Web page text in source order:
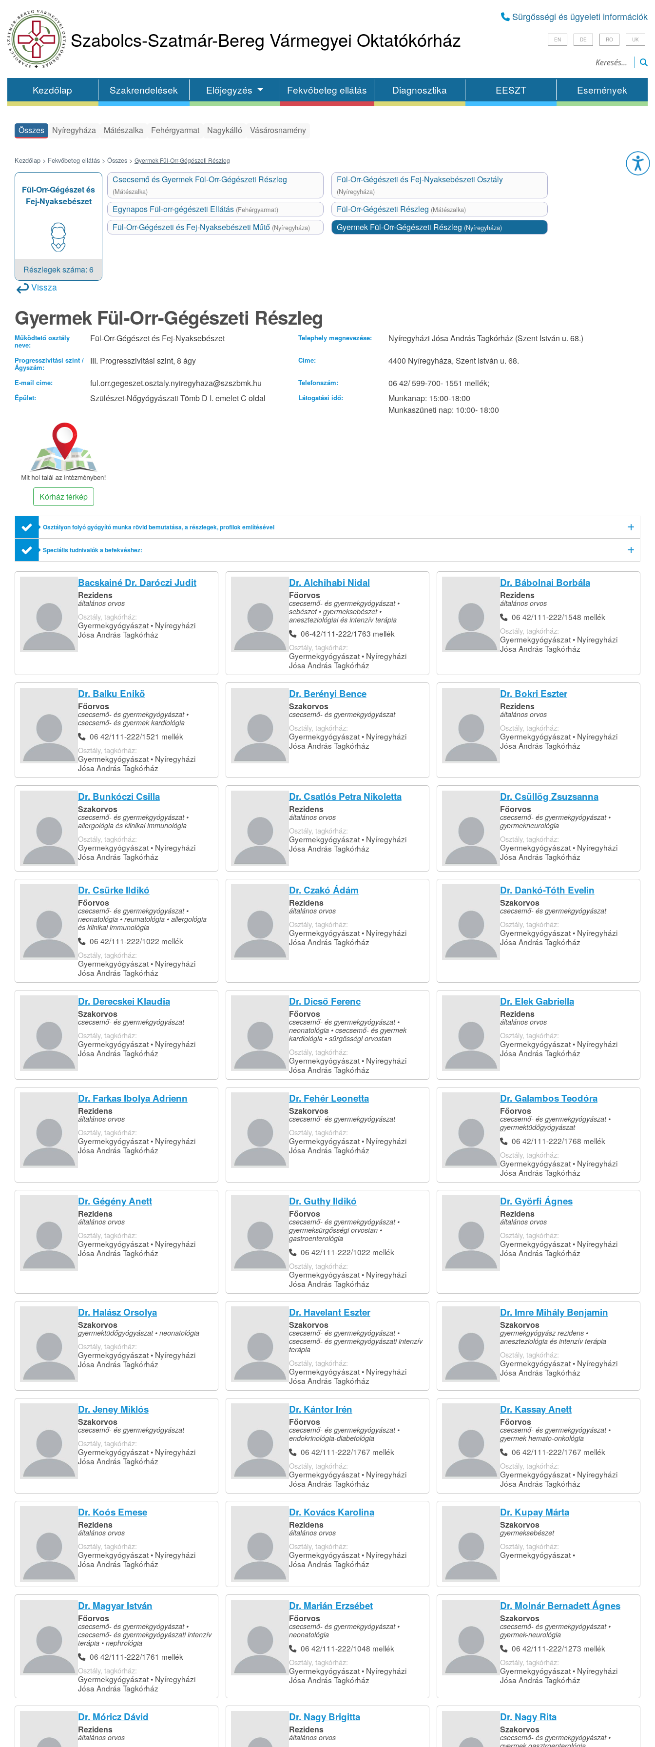
Szabolcs-Szatmár-Bereg Vármegyei Oktatókórház
Sürgősségi és ügyeleti információk
EN DE RO UK
Kezdőlap Szakrendelések Előjegyzés Fekvőbeteg ellátás Diagnosztika EESZT Események
Összes Nyíregyháza Mátészalka Fehérgyarmat Nagykálló Vásárosnamény
Kezdőlap > Fekvőbeteg ellátás > Összes > Gyermek Fül-Orr-Gégészeti Részleg
Fül-Orr-Gégészet és
Fej-Nyaksebészet
Részlegek száma: 6
Csecsemő és Gyermek Fül-Orr-Gégészeti Részleg
(Mátészalka)
Egynapos Fül-orr-gégészeti Ellátás (Fehérgyarmat)
Fül-Orr-Gégészeti és Fej-Nyaksebészeti Műtő (Nyíregyháza)
Fül-Orr-Gégészeti és Fej-Nyaksebészeti Osztály
(Nyíregyháza)
Fül-Orr-Gégészeti Részleg (Mátészalka)
Gyermek Fül-Orr-Gégészeti Részleg (Nyíregyháza)
Vissza
Gyermek Fül-Orr-Gégészeti Részleg
Működtető osztály
neve:
Fül-Orr-Gégészet és Fej-Nyaksebészet Telephely megnevezése: Nyíregyházi Jósa András Tagkórház (Szent István u. 68.)
Progresszivitási szint /
Ágyszám:
III. Progresszivitási szint, 8 ágy Címe: 4400 Nyíregyháza, Szent István u. 68.
E-mail címe: ful.orr.gegeszet.osztaly.nyiregyhaza@szszbmk.hu Telefonszám: 06 42/ 599-700- 1551 mellék;
Épület: Szülészet-Nőgyógyászati Tömb D I. emelet C oldal Látogatási idő:
Munkanap: 15:00-18:00
Munkaszüneti nap: 10:00- 18:00
Kórház térkép
Osztályon folyó gyógyító munka rövid bemutatása, a részlegek, profilok említésével
Speciális tudnivalók a befekvéshez:
Bacskainé Dr. Daróczi Judit
Rezidens
általános orvos
Osztály, tagkórház:
Gyermekgyógyászat • Nyíregyházi
Jósa András Tagkórház
Dr. Alchihabi Nidal
Főorvos
csecsemő- és gyermekgyógyászat •
sebészet • gyermeksebészet •
aneszteziológiai és intenzív terápia
06-42/111-222/1763 mellék
Osztály, tagkórház:
Gyermekgyógyászat • Nyíregyházi
Jósa András Tagkórház
Dr. Bábolnai Borbála
Rezidens
általános orvos
06 42/111-222/1548 mellék
Osztály, tagkórház:
Gyermekgyógyászat • Nyíregyházi
Jósa András Tagkórház
Dr. Balku Enikö
Főorvos
csecsemő- és gyermekgyógyászat •
csecsemő- és gyermek kardiológia
06 42/111-222/1521 mellék
Osztály, tagkórház:
Gyermekgyógyászat • Nyíregyházi
Jósa András Tagkórház
Dr. Berényi Bence
Szakorvos
csecsemő- és gyermekgyógyászat
Osztály, tagkórház:
Gyermekgyógyászat • Nyíregyházi
Jósa András Tagkórház
Dr. Bokri Eszter
Rezidens
általános orvos
Osztály, tagkórház:
Gyermekgyógyászat • Nyíregyházi
Jósa András Tagkórház
Dr. Bunkóczi Csilla
Szakorvos
csecsemő- és gyermekgyógyászat •
allergológia és klinikai immunológia
Osztály, tagkórház:
Gyermekgyógyászat • Nyíregyházi
Jósa András Tagkórház
Dr. Csatlós Petra Nikoletta
Rezidens
általános orvos
Osztály, tagkórház:
Gyermekgyógyászat • Nyíregyházi
Jósa András Tagkórház
Dr. Csüllög Zsuzsanna
Főorvos
csecsemő- és gyermekgyógyászat •
gyermekneurológia
Osztály, tagkórház:
Gyermekgyógyászat • Nyíregyházi
Jósa András Tagkórház
Dr. Csürke Ildikó
Főorvos
csecsemő- és gyermekgyógyászat •
neonatológia • reumatológia • allergológia
és klinikai immunológia
06 42/111-222/1022 mellék
Osztály, tagkórház:
Gyermekgyógyászat • Nyíregyházi
Jósa András Tagkórház
Dr. Czakó Ádám
Rezidens
általános orvos
Osztály, tagkórház:
Gyermekgyógyászat • Nyíregyházi
Jósa András Tagkórház
Dr. Dankó-Tóth Evelin
Szakorvos
csecsemő- és gyermekgyógyászat
Osztály, tagkórház:
Gyermekgyógyászat • Nyíregyházi
Jósa András Tagkórház
Dr. Derecskei Klaudia
Szakorvos
csecsemő- és gyermekgyógyászat
Osztály, tagkórház:
Gyermekgyógyászat • Nyíregyházi
Jósa András Tagkórház
Dr. Dicső Ferenc
Főorvos
csecsemő- és gyermekgyógyászat •
neonatológia • csecsemő- és gyermek
kardiológia • sürgősségi orvostan
Osztály, tagkórház:
Gyermekgyógyászat • Nyíregyházi
Jósa András Tagkórház
Dr. Elek Gabriella
Rezidens
általános orvos
Osztály, tagkórház:
Gyermekgyógyászat • Nyíregyházi
Jósa András Tagkórház
Dr. Farkas Ibolya Adrienn
Rezidens
általános orvos
Osztály, tagkórház:
Gyermekgyógyászat • Nyíregyházi
Jósa András Tagkórház
Dr. Fehér Leonetta
Szakorvos
csecsemő- és gyermekgyógyászat
Osztály, tagkórház:
Gyermekgyógyászat • Nyíregyházi
Jósa András Tagkórház
Dr. Galambos Teodóra
Főorvos
csecsemő- és gyermekgyógyászat •
gyermektüdőgyógyászat
06 42/111-222/1768 mellék
Osztály, tagkórház:
Gyermekgyógyászat • Nyíregyházi
Jósa András Tagkórház
Dr. Gégény Anett
Rezidens
általános orvos
Osztály, tagkórház:
Gyermekgyógyászat • Nyíregyházi
Jósa András Tagkórház
Dr. Guthy Ildikó
Főorvos
csecsemő- és gyermekgyógyászat •
gyermeksürgősségi orvostan •
gastroenterológia
06 42/111-222/1022 mellék
Osztály, tagkórház:
Gyermekgyógyászat • Nyíregyházi
Jósa András Tagkórház
Dr. Györfi Ágnes
Rezidens
általános orvos
Osztály, tagkórház:
Gyermekgyógyászat • Nyíregyházi
Jósa András Tagkórház
Dr. Halász Orsolya
Szakorvos
gyermektüdőgyógyászat • neonatológia
Osztály, tagkórház:
Gyermekgyógyászat • Nyíregyházi
Jósa András Tagkórház
Dr. Havelant Eszter
Szakorvos
csecsemő- és gyermekgyógyászat •
csecsemő- és gyermekgyógyászati intenzív
terápia
Osztály, tagkórház:
Gyermekgyógyászat • Nyíregyházi
Jósa András Tagkórház
Dr. Imre Mihály Benjamin
Szakorvos
gyermekgyógyász rezidens •
aneszteziológia és intenzív terápia
Osztály, tagkórház:
Gyermekgyógyászat • Nyíregyházi
Jósa András Tagkórház
Dr. Jeney Miklós
Szakorvos
csecsemő- és gyermekgyógyászat
Osztály, tagkórház:
Gyermekgyógyászat • Nyíregyházi
Jósa András Tagkórház
Dr. Kántor Irén
Főorvos
csecsemő- és gyermekgyógyászat •
endokrinológia-diabetológia
06 42/111-222/1767 mellék
Osztály, tagkórház:
Gyermekgyógyászat • Nyíregyházi
Jósa András Tagkórház
Dr. Kassay Anett
Főorvos
csecsemő- és gyermekgyógyászat •
gyermek hemato-onkológia
06 42/111-222/1767 mellék
Osztály, tagkórház:
Gyermekgyógyászat • Nyíregyházi
Jósa András Tagkórház
Dr. Koós Emese
Rezidens
általános orvos
Osztály, tagkórház:
Gyermekgyógyászat • Nyíregyházi
Jósa András Tagkórház
Dr. Kovács Karolina
Rezidens
általános orvos
Osztály, tagkórház:
Gyermekgyógyászat • Nyíregyházi
Jósa András Tagkórház
Dr. Kupay Márta
Szakorvos
gyermeksebészet
Osztály, tagkórház:
Gyermekgyógyászat •
Dr. Magyar István
Főorvos
csecsemő- és gyermekgyógyászat •
csecsemő- és gyermekgyógyászati intenzív
terápia • nephrológia
06 42/111-222/1761 mellék
Osztály, tagkórház:
Gyermekgyógyászat • Nyíregyházi
Jósa András Tagkórház
Dr. Marián Erzsébet
Főorvos
csecsemő- és gyermekgyógyászat •
neonatológia
06 42/111-222/1048 mellék
Osztály, tagkórház:
Gyermekgyógyászat • Nyíregyházi
Jósa András Tagkórház
Dr. Molnár Bernadett Ágnes
Szakorvos
csecsemő- és gyermekgyógyászat •
gyermek-neurológia
06 42/111-222/1273 mellék
Osztály, tagkórház:
Gyermekgyógyászat • Nyíregyházi
Jósa András Tagkórház
Dr. Móricz Dávid
Rezidens
általános orvos
Dr. Nagy Brigitta
Rezidens
általános orvos
Dr. Nagy Rita
Szakorvos
csecsemő- és gyermekgyógyászat •